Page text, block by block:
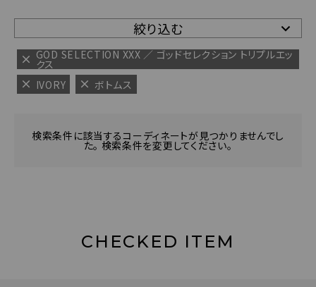
絞り込む
GOD SELECTION XXX ／ ゴッドセレクション トリプルエッ
クス
IVORY
ボトムス
検索条件に該当するコーディネートが見つかりませんでし
た。 検索条件を変更してください。
CHECKED ITEM